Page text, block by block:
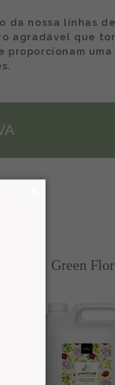
da nossa linhas de
agradável que
uma
Green